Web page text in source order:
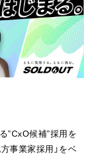
”CxO候補”採用を
事業家採用」をベ